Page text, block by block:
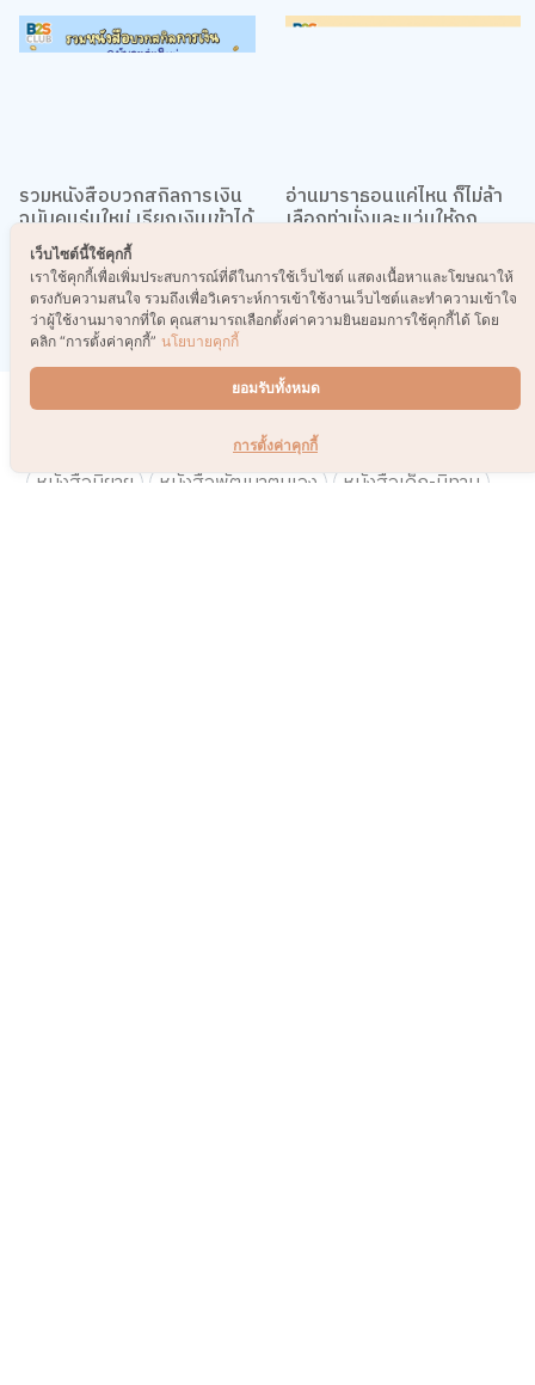
รวมหนังสือบวกสกิลการเงิน
ฉบับคนรุ่นใหม่ เรียกเงินเข้าได้
แบบ “รวยไม่ไหวแล้ววว~”
อ่านมาราธอนแค่ไหน ก็ไม่ล้า
เลือกท่านั่งและแว่นให้ถูก
ดูทั้งหมด
คู่มือเลี้ยงลูก
หนังสือเตรียมสอบ
หนังสือนิยาย
หนังสือพัฒนาตนเอง
หนังสือเด็ก-นิทาน
เว็บไซต์นี้ใช้คุกกี้
เราใช้คุกกี้เพื่อเพิ่มประสบการณ์ที่ดีในการใช้เว็บไซต์ แสดงเนื้อหาและโฆษณาให้
ตรงกับความสนใจ รวมถึงเพื่อวิเคราะห์การเข้าใช้งานเว็บไซต์และทำความเข้าใจ
ว่าผู้ใช้งานมาจากที่ใด คุณสามารถเลือกตั้งค่าความยินยอมการใช้คุกกี้ได้ โดย
คลิก “การตั้งค่าคุกกี้” นโยบายคุกกี้
ยอมรับทั้งหมด
การตั้งค่าคุกกี้